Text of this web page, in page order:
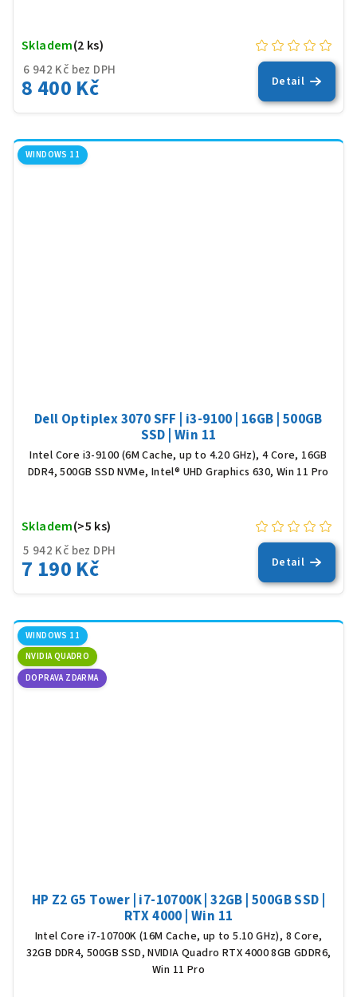
6 942 Kč bez DPH
8 400 Kč
Skladem(2 ks)
Detail
WINDOWS 11
Dell Optiplex 3070 SFF | i3-9100 | 16GB | 500GB
SSD | Win 11
Intel Core i3-9100 (6M Cache, up to 4.20 GHz), 4 Core, 16GB
DDR4, 500GB SSD NVMe, Intel® UHD Graphics 630, Win 11 Pro
5 942 Kč bez DPH
7 190 Kč
Skladem(>5 ks)
Detail
WINDOWS 11
NVIDIA QUADRO
DOPRAVA ZDARMA
HP Z2 G5 Tower | i7-10700K | 32GB | 500GB SSD |
RTX 4000 | Win 11
Intel Core i7-10700K (16M Cache, up to 5.10 GHz), 8 Core,
32GB DDR4, 500GB SSD, NVIDIA Quadro RTX 4000 8GB GDDR6,
Win 11 Pro